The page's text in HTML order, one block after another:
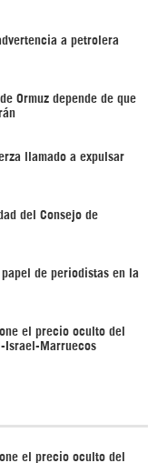
a petrolera
Ormuz depende de que
llamado a expulsar
del Consejo de
de periodistas en la
el precio oculto del
Israel-Marruecos
el precio oculto del